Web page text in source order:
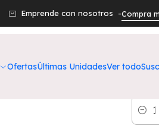
OfertasÚltimas UnidadesVer todo
Emprende con nosotros -Compra
Belleza Rostro SKINCARE